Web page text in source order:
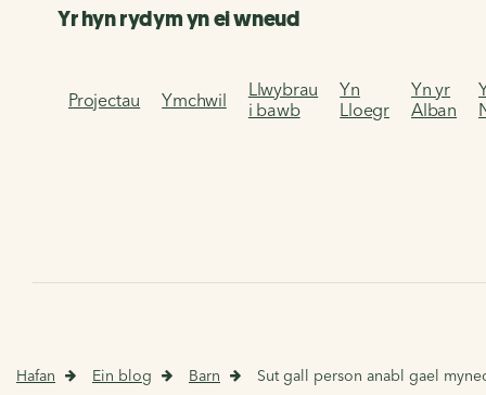
Yr hyn rydym yn ei wneud
Projectau Ymchwil
Llwybrau
i bawb
Yn
Lloegr
Yn yr
Alban
Hafan Ein blog Barn Sut gall person anabl gael